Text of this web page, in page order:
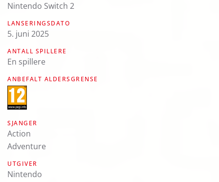
Nintendo Switch 2
LANSERINGSDATO
5. juni 2025
ANTALL SPILLERE
En spillere
ANBEFALT ALDERSGRENSE
SJANGER
Action
Adventure
UTGIVER
Nintendo